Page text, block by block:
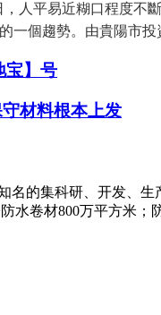
人平易近糊口程度
一個趨勢。由貴陽市
宝】号
材料根本上发
名的集科研、开发、
水卷材800万平方米；